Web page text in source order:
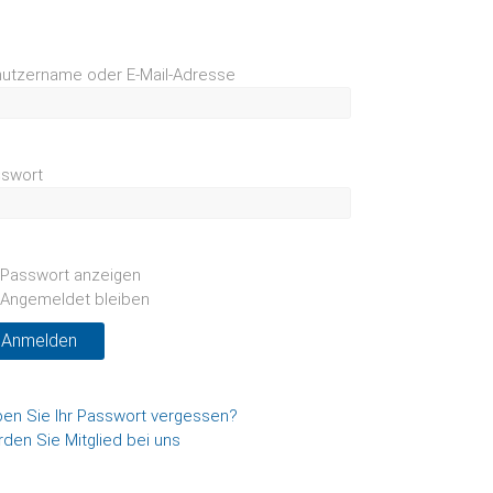
oder E-Mail-Adresse
Passwort anzeigen
Angemeldet bleiben
Sie Ihr Passwort vergessen?
Sie Mitglied bei uns